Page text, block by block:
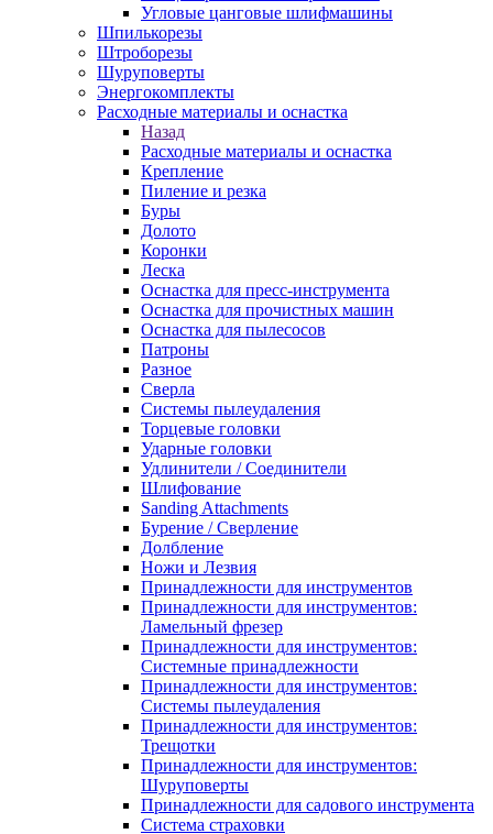
Угловые цанговые шлифмашины
Шпилькорезы
Штроборезы
Шуруповерты
Энергокомплекты
Расходные материалы и оснастка
Назад
Расходные материалы и оснастка
Крепление
Пиление и резка
Буры
Долото
Коронки
Леска
Оснастка для пресс-инструмента
Оснастка для прочистных машин
Оснастка для пылесосов
Патроны
Разное
Сверла
Системы пылеудаления
Торцевые головки
Ударные головки
Удлинители / Соединители
Шлифование
Sanding Attachments
Бурение / Сверление
Долбление
Ножи и Лезвия
Принадлежности для инструментов
Принадлежности для инструментов:
Ламельный фрезер
Принадлежности для инструментов:
Системные принадлежности
Принадлежности для инструментов:
Системы пылеудаления
Принадлежности для инструментов:
Трещотки
Принадлежности для инструментов:
Шуруповерты
Принадлежности для садового инструмента
Система страховки